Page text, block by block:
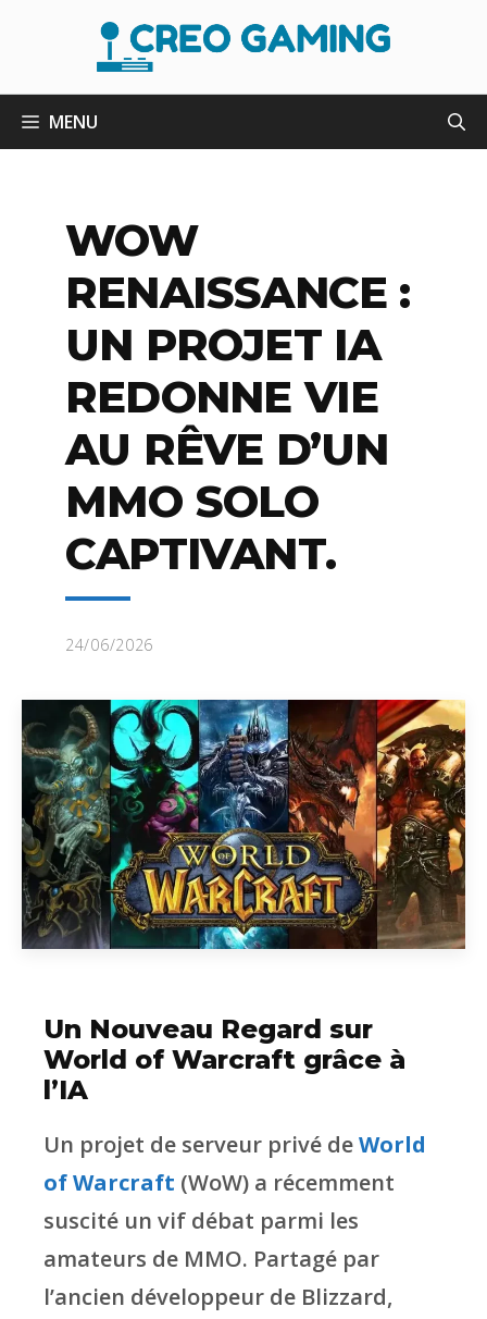
MENU
WOW
RENAISSANCE :
UN PROJET IA
REDONNE VIE
AU RÊVE D’UN
MMO SOLO
CAPTIVANT.
24/06/2026
Un Nouveau Regard sur
World of Warcraft grâce à
l’IA
Un projet de serveur privé deWorld
of Warcraft (WoW) a récemment
suscité un vif débat parmi les
amateurs de MMO. Partagé par
l’ancien développeur de Blizzard,